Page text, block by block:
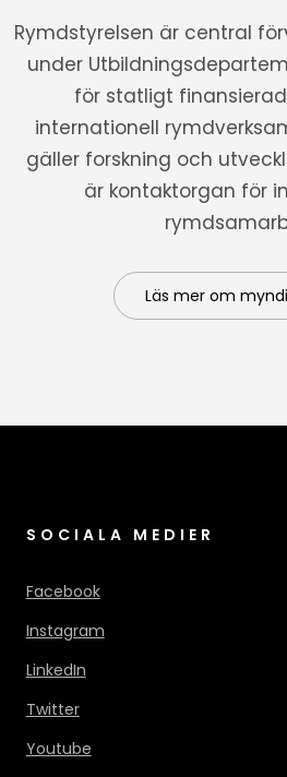
Rymdstyrelsen är central
under
för statligt
internationell
gäller forskning och
är kontaktorgan för
Läs mer om
SOCIALA MEDIER
Facebook
Instagram
LinkedIn
Twitter
Youtube